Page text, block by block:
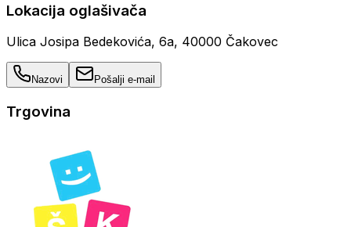
Lokacija oglašivača
Ulica Josipa Bedekovića, 6a, 40000 Čakovec
Nazovi Pošalji e-mail
Trgovina